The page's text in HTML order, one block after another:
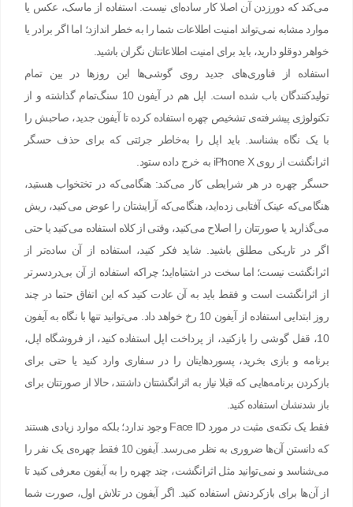
می‌کند که دورزدن آن اصلا کار ساده‌ای نیست. استفاده از ماسک، عکس یا
موارد مشابه نمی‌تواند امنیت اطلاعات شما را به خطر اندازد؛ اما اگر برادر یا
خواهر دوقلو دارید، باید برای امنیت اطلاعاتتان نگران باشید.
استفاده از فناوری‌های جدید روی گوشی‌ها این روزها در بین تمام
تولیدکنندگان باب شده است. اپل هم در آیفون 10 سنگ‌تمام گذاشته و از
تکنولوژی پیشرفته‌ی تشخیص چهره استفاده کرده تا آیفون جدید، صاحبش را
با یک نگاه بشناسد. باید اپل را به‌خاطر جرئتی که برای حذف حسگر
اثرانگشت از روی iPhone X به خرج داده ستود.
حسگر چهره در هر شرایطی کار می‌کند: هنگامی‌که در تختخواب هستید،
هنگامی‌که عینک آفتابی زده‌اید، هنگامی‌که آرایشتان را عوض می‌کنید، ریش
می‌گذارید یا صورتتان را اصلاح می‌کنید، وقتی از کلاه استفاده می‌کنید یا حتی
اگر در تاریکی مطلق باشید. شاید فکر کنید، استفاده از آن ساده‌تر از
اثرانگشت نیست؛ اما سخت در اشتباه‌اید؛ چراکه استفاده از آن بی‌دردسرتر
از اثرانگشت است و فقط باید به آن عادت کنید که این اتفاق حتما در چند
روز ابتدایی استفاده از آیفون 10 رخ خواهد داد. می‌توانید تنها با نگاه به آیفون
10، قفل گوشی را بازکنید، از پرداخت اپل استفاده کنید، از فروشگاه اپل،
برنامه و بازی بخرید، پسورد‌هایتان را در سفاری وارد کنید یا حتی برای
بازکردن برنامه‌هایی که قبلا نیاز به اثرانگشتتان داشتند، حالا از صورتتان برای
باز شدنشان استفاده کنید.
فقط یک نکته‌ی مثبت در مورد Face ID وجود ندارد؛ بلکه موارد زیادی هستند
که دانستن آن‌ها ضروری به نظر می‌رسد. آیفون 10 فقط چهره‌ی یک نفر را
می‌شناسد و نمی‌توانید مثل اثرانگشت، چند چهره را به آیفون معرفی کنید تا
از آن‌ها برای بازکردنش استفاده کنید. اگر آیفون در تلاش اول، صورت شما